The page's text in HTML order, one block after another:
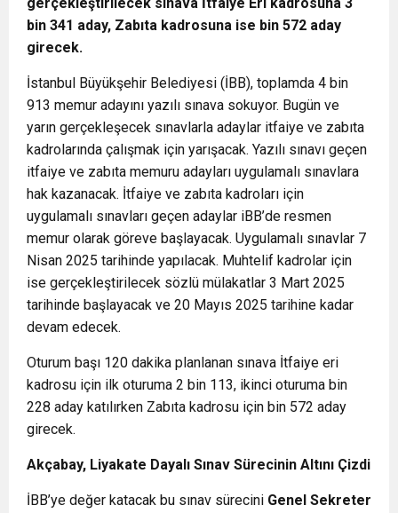
bin 341 aday, Zabıta kadrosuna ise bin 572 aday
girecek.
İstanbul Büyükşehir Belediyesi (İBB), toplamda 4 bin
913 memur adayını yazılı sınava sokuyor. Bugün ve
yarın gerçekleşecek sınavlarla adaylar itfaiye ve zabıta
kadrolarında çalışmak için yarışacak. Yazılı sınavı geçen
itfaiye ve zabıta memuru adayları uygulamalı sınavlara
hak kazanacak. İtfaiye ve zabıta kadroları için
uygulamalı sınavları geçen adaylar iBB’de resmen
memur olarak göreve başlayacak. Uygulamalı sınavlar 7
Nisan 2025 tarihinde yapılacak. Muhtelif kadrolar için
ise gerçekleştirilecek sözlü mülakatlar 3 Mart 2025
tarihinde başlayacak ve 20 Mayıs 2025 tarihine kadar
devam edecek.
Oturum başı 120 dakika planlanan sınava İtfaiye eri
kadrosu için ilk oturuma 2 bin 113, ikinci oturuma bin
228 aday katılırken Zabıta kadrosu için bin 572 aday
girecek.
Akçabay, Liyakate Dayalı Sınav Sürecinin Altını Çizdi
İBB’ye değer katacak bu sınav sürecini Genel Sekreter